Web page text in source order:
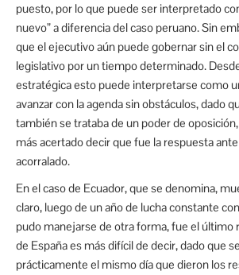
puesto, por lo que puede ser interpretado
nuevo” a diferencia del caso peruano. Sin
que el ejecutivo aún puede gobernar sin el
legislativo por un tiempo determinado.
estratégica esto puede interpretarse como
avanzar con la agenda sin obstáculos, dado
también se trataba de un poder de
más acertado decir que fue la respuesta
acorralado.
En el caso de Ecuador, que se denomina,
claro, luego de un año de lucha constante
pudo manejarse de otra forma, fue el último
de España es más difícil de decir, dado que
prácticamente el mismo día que dieron los